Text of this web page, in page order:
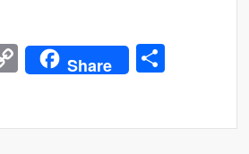
C
Share